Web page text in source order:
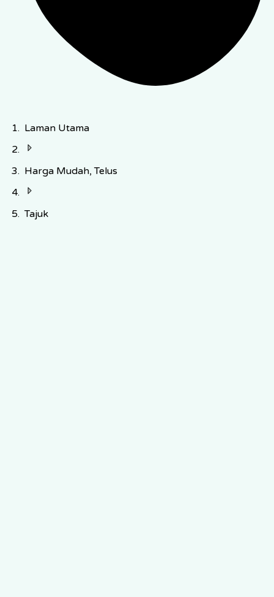
Laman Utama
Harga Mudah, Telus
Tajuk